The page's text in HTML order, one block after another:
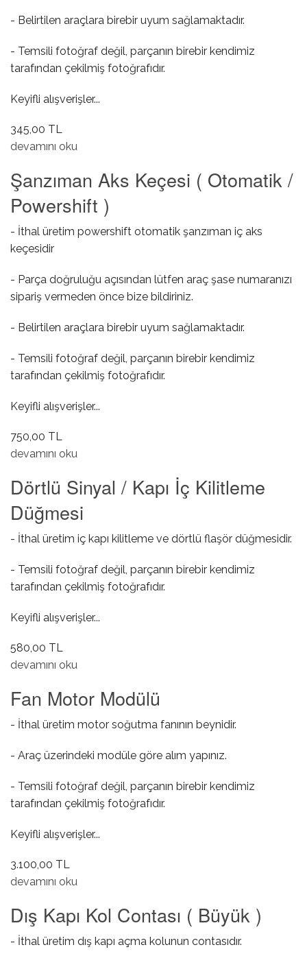
- Belirtilen araçlara birebir uyum sağlamaktadır.
- Temsili fotoğraf değil, parçanın birebir kendimiz
tarafından çekilmiş fotoğrafıdır.
Keyifli alışverişler...
345,00 TL
Prizdirek Keçesi hakkında
devamını oku
Şanzıman Aks Keçesi ( Otomatik /
Powershift )
- İthal üretim powershift otomatik şanzıman iç aks
keçesidir
- Parça doğruluğu açısından lütfen araç şase numaranızı
sipariş vermeden önce bize bildiriniz.
- Belirtilen araçlara birebir uyum sağlamaktadır.
- Temsili fotoğraf değil, parçanın birebir kendimiz
tarafından çekilmiş fotoğrafıdır.
Keyifli alışverişler...
750,00 TL
Şanzıman Aks Keçesi ( Otomatik / Powershift ) hakkında
devamını oku
Dörtlü Sinyal / Kapı İç Kilitleme
Düğmesi
- İthal üretim iç kapı kilitleme ve dörtlü flaşör düğmesidir.
- Temsili fotoğraf değil, parçanın birebir kendimiz
tarafından çekilmiş fotoğrafıdır.
Keyifli alışverişler...
580,00 TL
Dörtlü Sinyal / Kapı İç Kilitleme Düğmesi hakkında
devamını oku
Fan Motor Modülü
- İthal üretim motor soğutma fanının beynidir.
- Araç üzerindeki modüle göre alım yapınız.
- Temsili fotoğraf değil, parçanın birebir kendimiz
tarafından çekilmiş fotoğrafıdır.
Keyifli alışverişler...
3.100,00 TL
Fan Motor Modülü hakkında
devamını oku
Dış Kapı Kol Contası ( Büyük )
- İthal üretim dış kapı açma kolunun contasıdır.